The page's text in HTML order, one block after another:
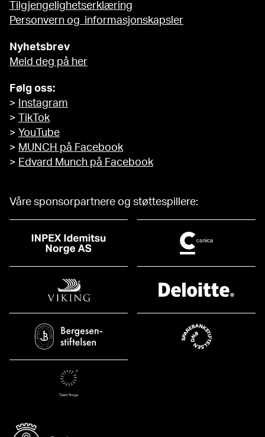
Tilgjengelighetserklæring
Personvern og informasjonskapsler
Nyhetsbrev
Meld deg på her
Følg oss:
>
Instagram
>
TikTok
> YouTube
> MUNCH på Facebook
> Edvard Munch på Facebook
Våre sponsorpartnere og støttespillere: